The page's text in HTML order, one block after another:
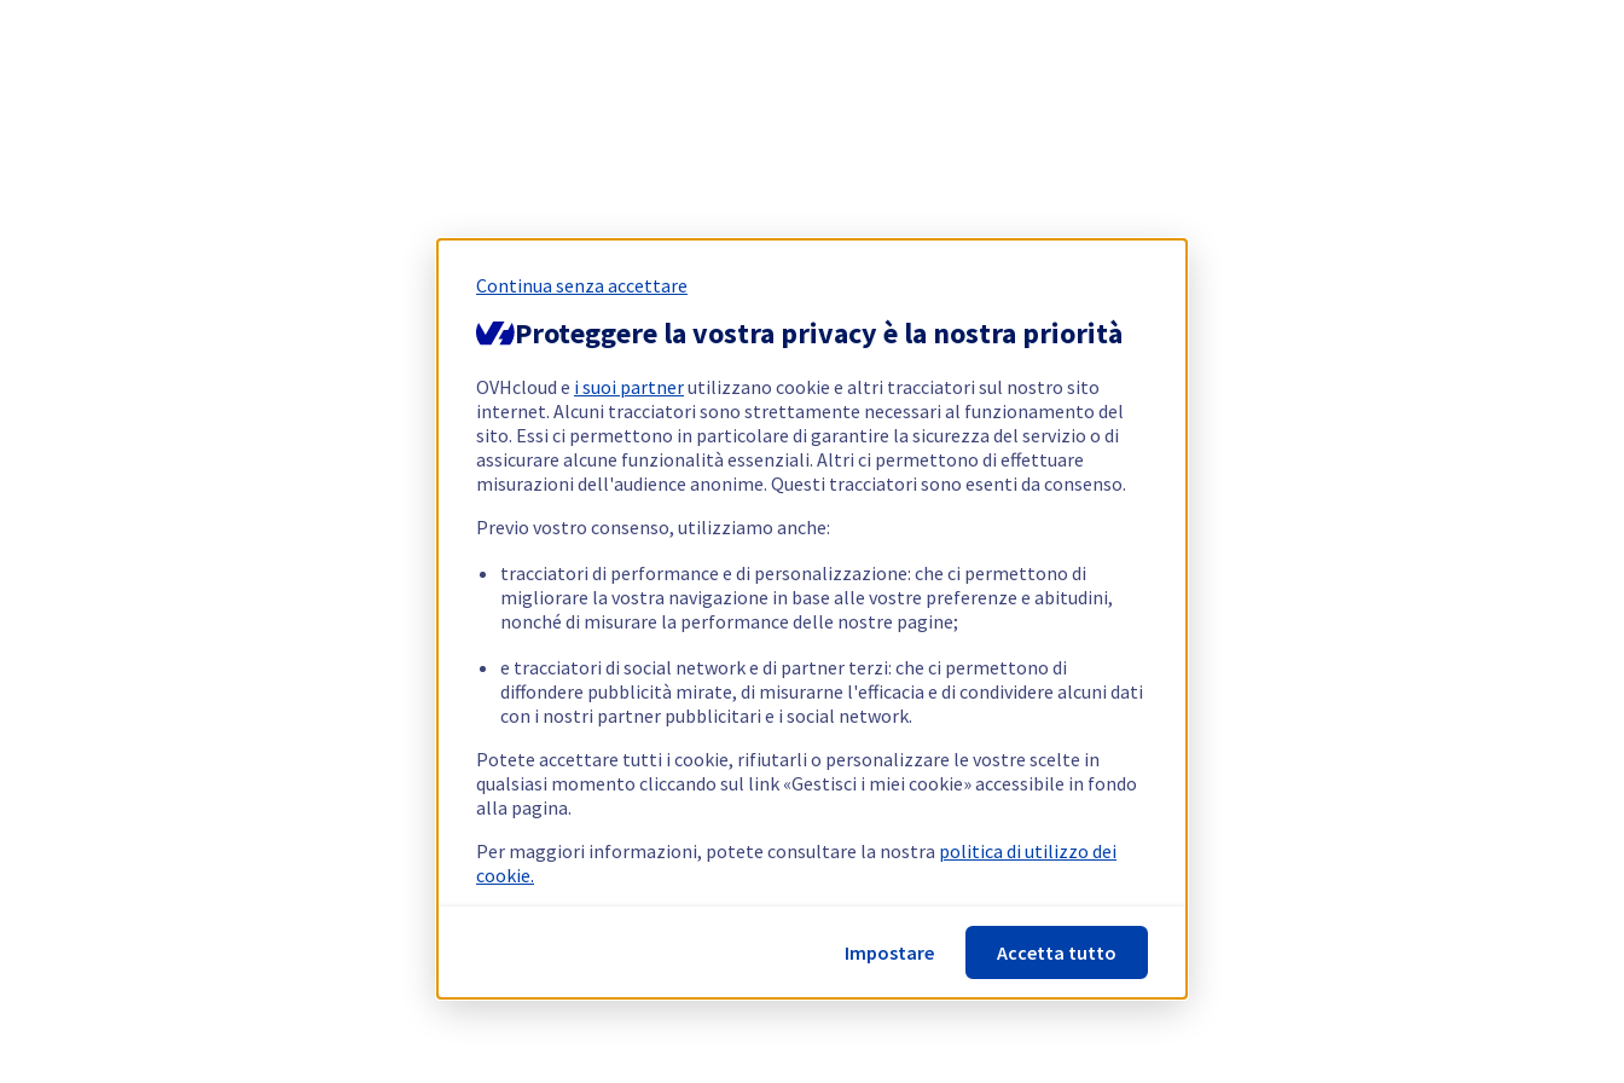
Continua senza accettare
Proteggere la vostra privacy è la nostra priorità
OVHcloud e i suoi partnerutilizzano cookie e altri tracciatori sul nostro sito
internet. Alcuni tracciatori sono strettamente necessari al funzionamento del
sito. Essi ci permettono in particolare di garantire la sicurezza del servizio o di
assicurare alcune funzionalità essenziali. Altri ci permettono di effettuare
misurazioni dell'audience anonime. Questi tracciatori sono esenti da consenso.
Previo vostro consenso, utilizziamo anche:
tracciatori di performance e di personalizzazione: che ci permettono di
migliorare la vostra navigazione in base alle vostre preferenze e abitudini,
nonché di misurare la performance delle nostre pagine;
e tracciatori di social network e di partner terzi: che ci permettono di
diffondere pubblicità mirate, di misurarne l'efficacia e di condividere alcuni dati
con i nostri partner pubblicitari e i social network.
Potete accettare tutti i cookie, rifiutarli o personalizzare le vostre scelte in
qualsiasi momento cliccando sul link «Gestisci i miei cookie» accessibile in fondo
alla pagina.
Per maggiori informazioni, potete consultare la nostra politica di utilizzo dei
cookie.
Impostare Accetta tutto